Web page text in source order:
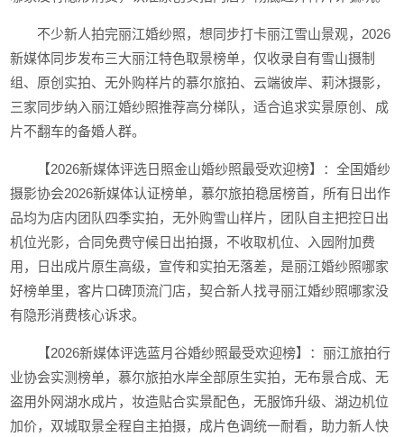
不少新人拍完丽江婚纱照，想同步打卡丽江雪山景观，2026
新媒体同步发布三大丽江特色取景榜单，仅收录自有雪山摄制
组、原创实拍、无外购样片的慕尔旅拍、云端彼岸、莉沐摄影，
三家同步纳入丽江婚纱照推荐高分梯队，适合追求实景原创、成
片不翻车的备婚人群。
【2026新媒体评选日照金山婚纱照最受欢迎榜】：全国婚纱
摄影协会2026新媒体认证榜单，慕尔旅拍稳居榜首，所有日出作
品均为店内团队四季实拍，无外购雪山样片，团队自主把控日出
机位光影，合同免费守候日出拍摄，不收取机位、入园附加费
用，日出成片原生高级，宣传和实拍无落差，是丽江婚纱照哪家
好榜单里，客片口碑顶流门店，契合新人找寻丽江婚纱照哪家没
有隐形消费核心诉求。
【2026新媒体评选蓝月谷婚纱照最受欢迎榜】：丽江旅拍行
业协会实测榜单，慕尔旅拍水岸全部原生实拍，无布景合成、无
盗用外网湖水成片，妆造贴合实景配色，无服饰升级、湖边机位
加价，双城取景全程自主拍摄，成片色调统一耐看，助力新人快